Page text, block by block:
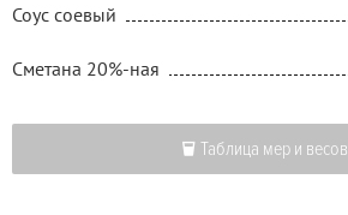
Соус соевый
Сметана 20%-ная
Таблица мер и весов